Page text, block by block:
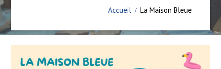
Accueil La Maison Bleue